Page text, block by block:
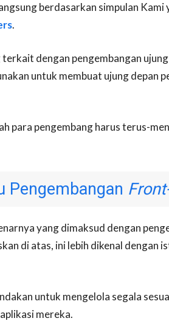
berdasarkan simpulan Kami
.
dengan pengembangan
untuk membuat ujung depan
para pengembang harus terus-
Pengembangan
yang dimaksud dengan
di atas, ini lebih dikenal dengan
untuk mengelola segala
mereka.